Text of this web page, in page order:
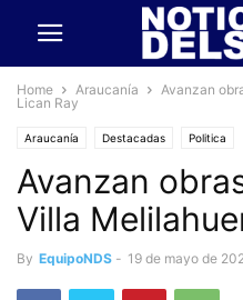
Home Araucanía
Avanzan
Lican Ray
Araucanía Destacadas Politica
Avanzan
Villa
By EquipoNDS - 19 de mayo de